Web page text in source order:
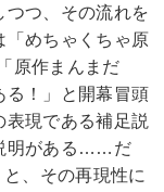
つつ、その流れを
「めちゃくちゃ原
原作まんまだ
る！」と開幕冒頭
現である補足説
明がある……だ
、その再現性に